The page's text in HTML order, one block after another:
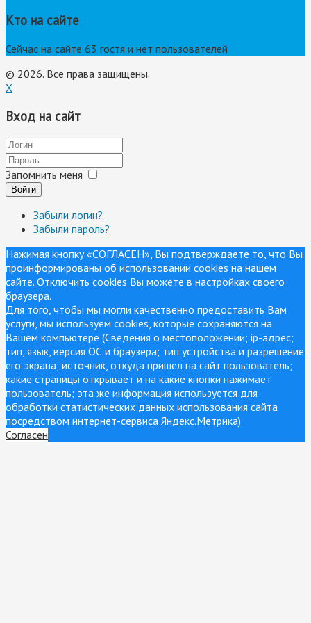
Кто на сайте
Сейчас на сайте 63 гостя и нет пользователей
© 2026. Все права защищены.
X
Вход на сайт
Запомнить меня
Войти
Забыли логин?
Забыли пароль?
Нажимая кнопку «СОГЛАСЕН», Вы подтверждаете то, что Вы
проинформированы об использовании cookies на нашем
сайте. Отключить cookies Вы можете в настройках своего
браузера.
Для того, чтобы мы могли качественно предоставить Вам
услуги, мы используем cookies, которые сохраняются на
Вашем компьютере (Сведения о местоположении; ip-адрес;
тип, язык, версия ОС и браузера; тип устройства и разрешение
его экрана; источник, откуда пришел на сайт пользователь;
какие страницы открывает и на какие кнопки нажимает
пользователь; эта же информация используется для
обработки статистических данных использования сайта
посредством интернет-сервиса Яндекс.Метрика)
Согласен